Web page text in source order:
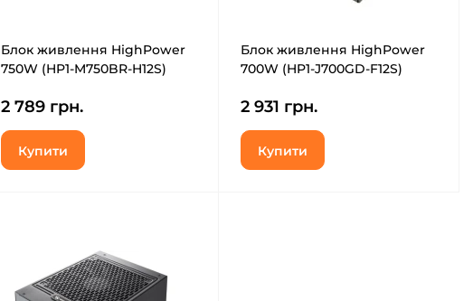
Блок живлення HighPower
750W (HP1-M750BR-H12S)
2 789 грн.
Купити
Блок живлення HighPower
700W (HP1-J700GD-F12S)
2 931 грн.
Купити